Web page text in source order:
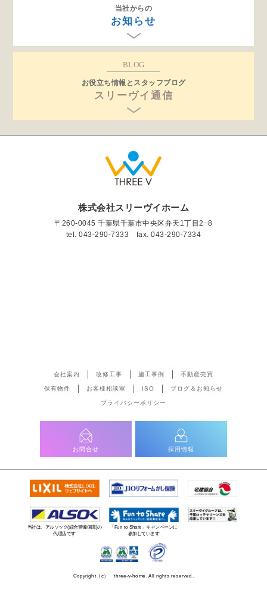
当社からの
お知らせ
BLOG
お役立ち情報とスタッフブログ
スリーヴイ通信
株式会社スリーヴイホーム
〒260-0045 千葉県千葉市中央区弁天1丁目2−8
tel.043-290-7333 fax. 043-290-7334
会社案内 改修工事 施工事例 不動産売買
保有物件 お客様相談室 ISO ブログ＆お知らせ
プライバシーポリシー
お問合せ 採用情報
当社は、アルソック(綜合警備保障)の
代理店です
「Fun to Share」キャンペーンに
参加しています
Copyright（c） three-v-home. All rights reserved.